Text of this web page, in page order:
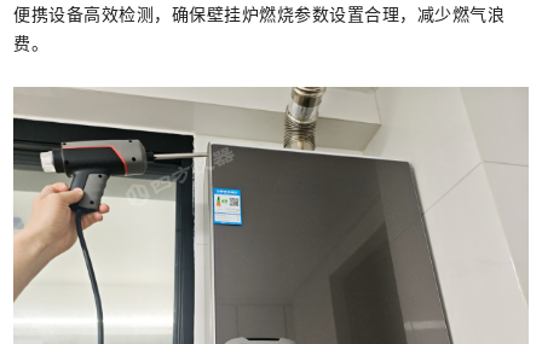
便携设备高效检测，确保壁挂炉燃烧参数设置合理，减少燃气浪
费。